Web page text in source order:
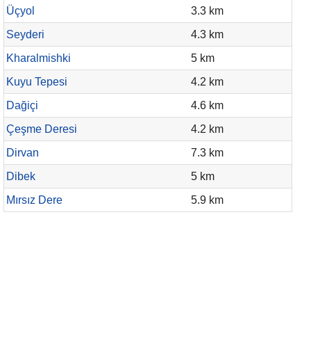
Üçyol
3.3 km
Seyderi
4.3 km
Kharalmishki
5 km
Kuyu Tepesi
4.2 km
Dağiçi
4.6 km
Çeşme Deresi
4.2 km
Dirvan
7.3 km
Dibek
5 km
Mırsız Dere
5.9 km